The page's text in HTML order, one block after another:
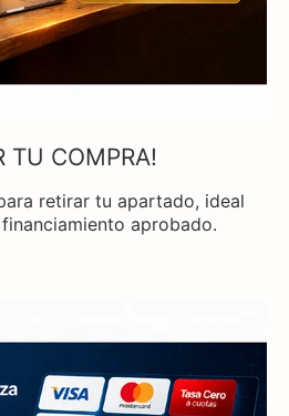
TU COMPRA!
retirar tu apartado, ideal
aprobado.